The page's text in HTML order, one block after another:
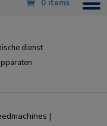
0 items
dienst
|